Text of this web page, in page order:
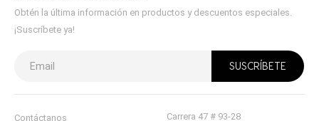
Obtén la última información en productos y descuentos especiales.
¡Suscríbete ya!
Contáctanos Carrera 47 # 93-28